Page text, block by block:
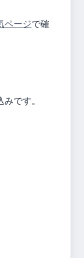
ページで確
です。